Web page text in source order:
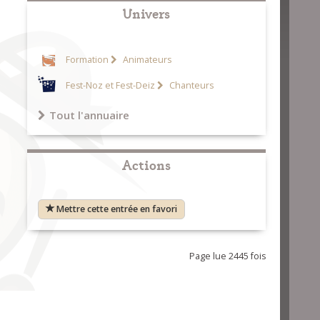
Univers
Formation Animateurs
Fest-Noz et Fest-Deiz Chanteurs
Tout l'annuaire
Actions
Mettre cette entrée en favori
Page lue 2445 fois